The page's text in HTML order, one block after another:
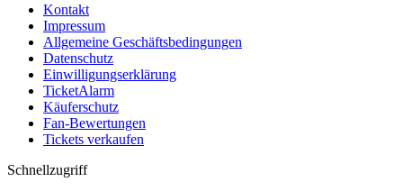
Kontakt
Impressum
Allgemeine Geschäftsbedingungen
Datenschutz
Einwilligungserklärung
TicketAlarm
Käuferschutz
Fan-Bewertungen
Tickets verkaufen
Schnellzugriff